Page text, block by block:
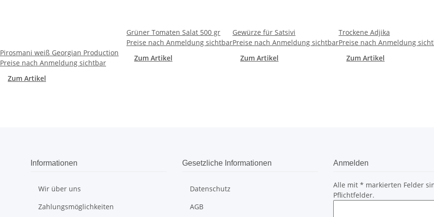
Pirosmani weiß Georgian Production
Preise nach Anmeldung sichtbar
Zum Artikel
Grüner Tomaten Salat 500 gr
Preise nach Anmeldung sichtbar
Zum Artikel
Gewürze für Satsivi
Preise nach Anmeldung sichtbar
Zum Artikel
Trockene Adjika
Preise nach Anmeldung
Zum Artikel
Informationen
Wir über uns
Zahlungsmöglichkeiten
Gesetzliche Informationen
Datenschutz
AGB
Anmelden
Alle mit * markierten Felder
Pflichtfelder.